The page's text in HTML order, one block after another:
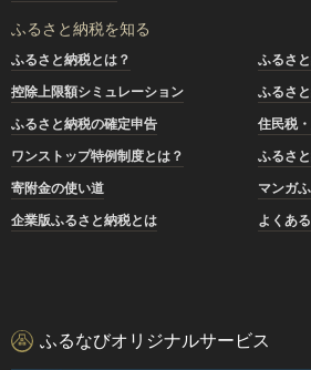
ふるさと納税を知る
ふるさと納税とは？
ふるさ
控除上限額シミュレーション
ふるさ
ふるさと納税の確定申告
住民税
ワンストップ特例制度とは？
ふるさ
寄附金の使い道
マンガ
企業版ふるさと納税とは
よくあ
ふるなびオリジナルサービス